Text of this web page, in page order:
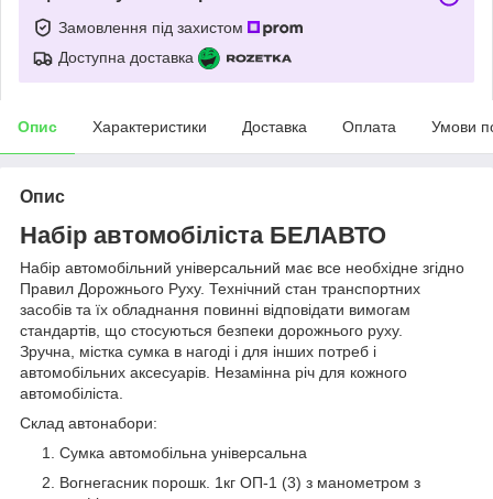
Замовлення під захистом
Доступна доставка
Опис Характеристики Доставка Оплата Умови
Опис
Набір автомобіліста БЕЛАВТО
Набір автомобільний універсальний має все необхідне згідно
Правил Дорожнього Руху. Технічний стан транспортних
засобів та їх обладнання повинні відповідати вимогам
стандартів, що стосуються безпеки дорожнього руху.
Зручна, містка сумка в нагоді і для інших потреб і
автомобільних аксесуарів. Незамінна річ для кожного
автомобіліста.
Склад автонабори:
Сумка автомобільна універсальна
Вогнегасник порошк. 1кг ОП-1 (3) з манометром з